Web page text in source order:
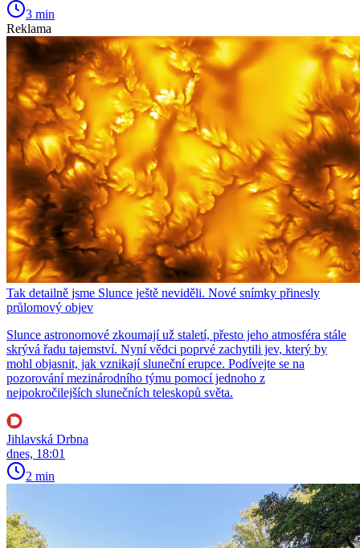
3 min
Reklama
Tak detailně jsme Slunce ještě neviděli. Nové snímky přinesly
průlomový objev
Slunce astronomové zkoumají už staletí, přesto jeho atmosféra stále
skrývá řadu tajemství. Nyní vědci poprvé zachytili jev, který by
mohl objasnit, jak vznikají sluneční erupce. Podívejte se na
pozorování mezinárodního týmu pomocí jednoho z
nejpokročilejších slunečních teleskopů světa.
Jihlavská Drbna
dnes, 18:01
2 min